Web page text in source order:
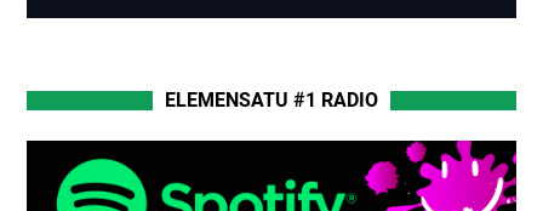
ELEMENSATU #1 RADIO